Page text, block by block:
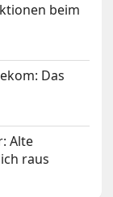
beim
Das
Alte
raus